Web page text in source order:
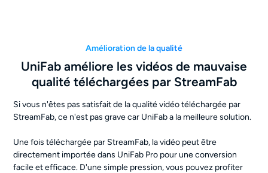
Amélioration de la qualité
UniFab améliore les vidéos de mauvaise
qualité téléchargées par StreamFab
Si vous n'êtes pas satisfait de la qualité vidéo téléchargée par
StreamFab, ce n'est pas grave car UniFab a la meilleure solution.
Une fois téléchargée par StreamFab, la vidéo peut être
directement importée dans UniFab Pro pour une conversion
facile et efficace. D'une simple pression, vous pouvez profiter